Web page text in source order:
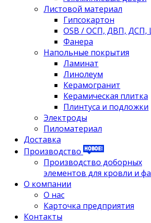
Листовой материал
Гипсокартон
OSB / ОСП, ДВП, ДСП,
Фанера
Напольные покрытия
Ламинат
Линолеум
Керамогранит
Керамическая плитка
Плинтуса и подложки
Электроды
Пиломатериал
Доставка
Производство
Производство доборных
элементов для кровли и
О компании
О нас
Карточка предприятия
Контакты